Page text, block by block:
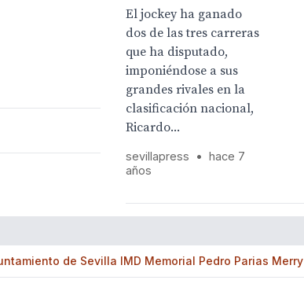
El jockey ha ganado
dos de las tres carreras
que ha disputado,
imponiéndose a sus
grandes rivales en la
clasificación nacional,
Ricardo...
sevillapress •
hace 7
años
de Sevilla IMD Memorial Pedro Parias Merry